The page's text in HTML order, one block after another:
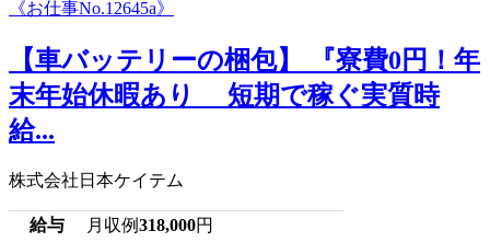
【車バッテリーの梱包】 『寮費0円！年
末年始休暇あり 短期で稼ぐ実質時
給...
株式会社日本ケイテム
給与 月収例318,000円